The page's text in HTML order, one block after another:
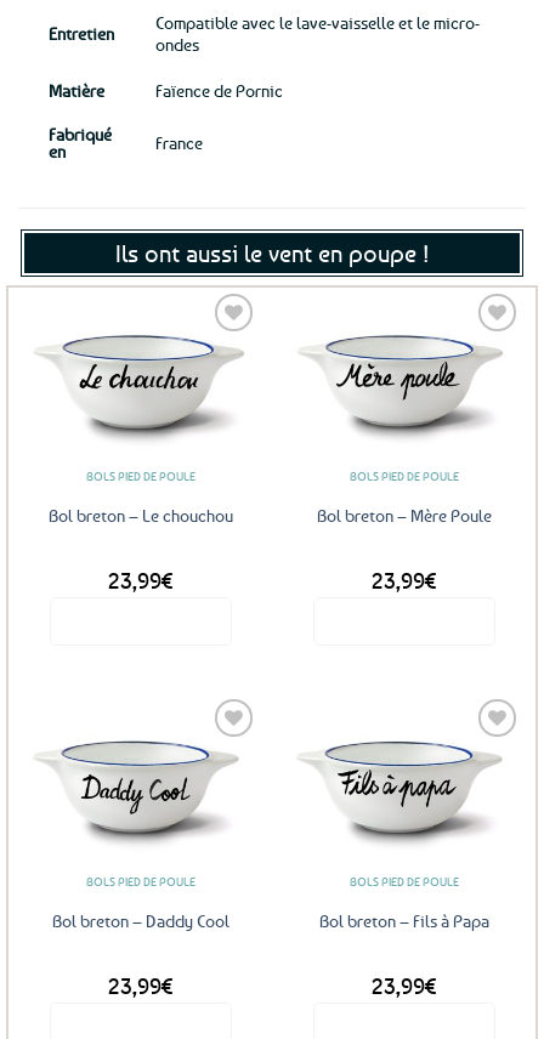
Entretien
Compatible avec le lave-vaisselle et le micro-
ondes
Matière Faïence de Pornic
Fabriqué
en
France
Ils ont aussi le vent en poupe !
Ajouter
favoris
BOLS PIED DE POULE
Bol breton – Le chouchou
23,99€
Ajouter
favoris
BOLS PIED DE POULE
Bol breton – Mère Poule
23,99€
Ajouter
favoris
BOLS PIED DE POULE
Bol breton – Daddy Cool
23,99€
Ajouter
favoris
BOLS PIED DE POULE
Bol breton – Fils à Papa
23,99€